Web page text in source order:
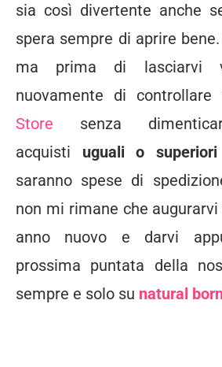
sia così divertente anche
spera sempre di aprire
ma prima di lasciarvi
nuovamente di
Store
senza
acquisti uguali o
saranno spese di
non mi rimane che
anno nuovo e darvi
prossima puntata della
sempre e solo su natural